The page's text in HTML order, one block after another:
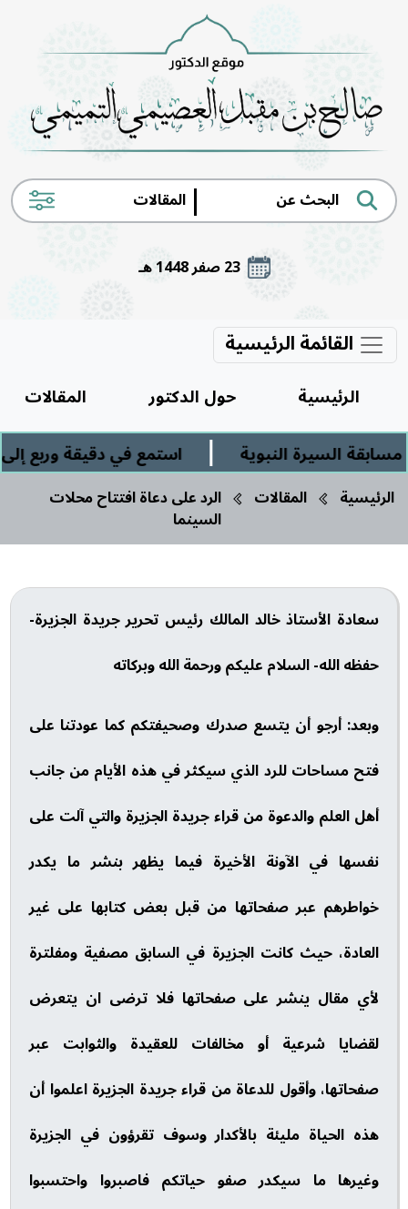
|
23 صفر 1448 هـ
القائمة الرئيسية
الرئيسية حول الدكتور
المقالات
السيرة النبوية
| استمع في دقيقة وربع إلى:
الرئيسية المقالات الرد على دعاة افتتاح محلات
السينما
سعادة الأستاذ خالد المالك رئيس تحرير جريدة الجزيرة-
حفظه الله- السلام عليكم ورحمة الله وبركاته
وبعد: أرجو أن يتسع صدرك وصحيفتكم كما عودتنا على
فتح مساحات للرد الذي سيكثر في هذه الأيام من جانب
أهل العلم والدعوة من قراء جريدة الجزيرة والتي آلت على
نفسها في الآونة الأخيرة فيما يظهر بنشر ما يكدر
خواطرهم عبر صفحاتها من قبل بعض كتابها على غير
العادة، حيث كانت الجزيرة في السابق مصفية ومفلترة
لأي مقال ينشر على صفحاتها فلا ترضى ان يتعرض
لقضايا شرعية أو مخالفات للعقيدة والثوابت عبر
صفحاتها، وأقول للدعاة من قراء جريدة الجزيرة اعلموا أن
هذه الحياة مليئة بالأكدار وسوف تقرؤون في الجزيرة
وغيرها ما سيكدر صفو حياتكم فاصبروا واحتسبوا